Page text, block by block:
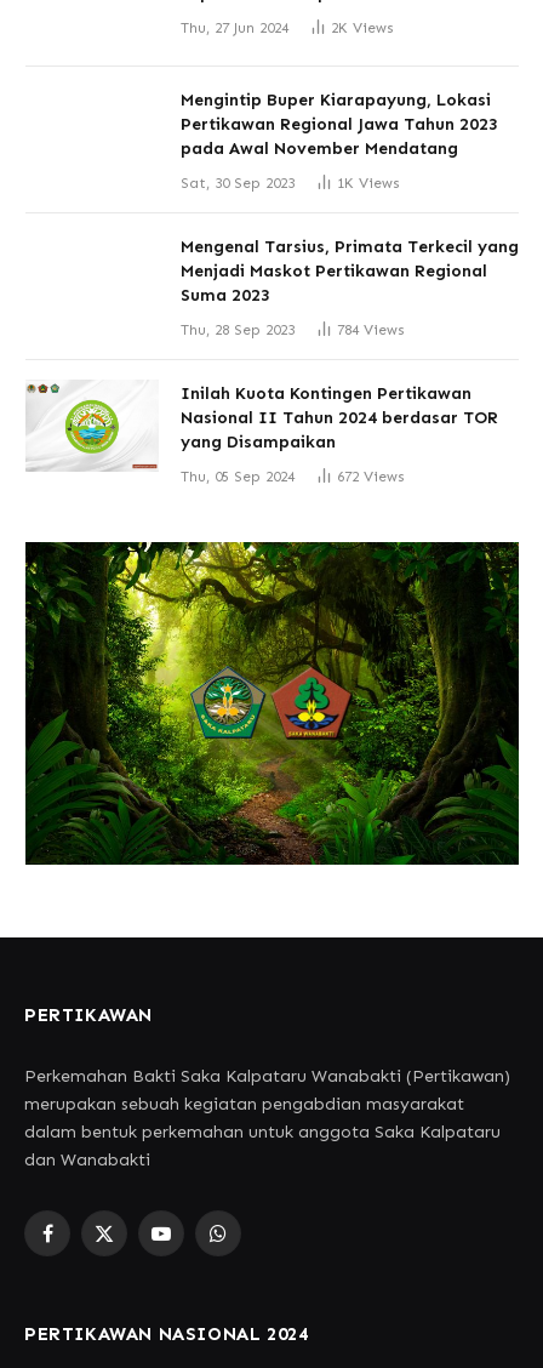
Thu, 27 Jun 2024 2K Views
Mengintip Buper Kiarapayung, Lokasi
Pertikawan Regional Jawa Tahun 2023
pada Awal November Mendatang
Sat, 30 Sep 2023 1K Views
Mengenal Tarsius, Primata Terkecil yang
Menjadi Maskot Pertikawan Regional
Suma 2023
Thu, 28 Sep 2023 784 Views
Inilah Kuota Kontingen Pertikawan
Nasional II Tahun 2024 berdasar TOR
yang Disampaikan
Thu, 05 Sep 2024 672 Views
PERTIKAWAN
Perkemahan Bakti Saka Kalpataru Wanabakti (Pertikawan)
merupakan sebuah kegiatan pengabdian masyarakat
dalam bentuk perkemahan untuk anggota Saka Kalpataru
dan Wanabakti
Facebook
X
YouTubeWhatsApp
PERTIKAWAN NASIONAL 2024